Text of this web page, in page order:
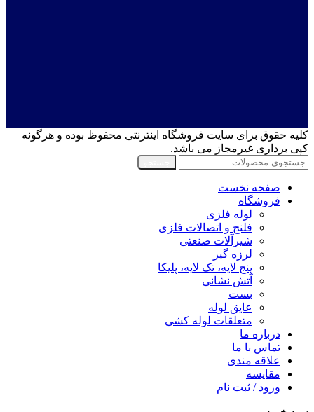
کلیه حقوق برای سایت فروشگاه اینترنتی محفوظ بوده و هرگونه
کپی برداری غیرمجاز می باشد.
صفحه نخست
فروشگاه
لوله فلزی
فلنج و اتصالات فلزی
شیرآلات صنعتی
لرزه گیر
پنج لایه، تک لایه، پلیکا
آتش نشانی
بست
عایق لوله
متعلقات لوله کشی
درباره ما
تماس با ما
علاقه مندی
مقايسه
ورود / ثبت نام